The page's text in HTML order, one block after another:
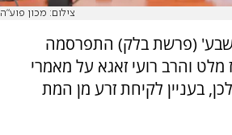
צילום: מכון פוע"ה
'בשבע' (פרשת בלק) התפרסמה
והרב רועי זאגא על מאמרי
בעניין לקיחת זרע מן המת